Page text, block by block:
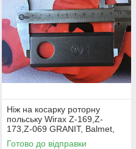
Ніж на косарку роторну
польську Wirax Z-169,Z-
173,Z-069 GRANIT, Balmet,
Gerlach
Готово до відправки